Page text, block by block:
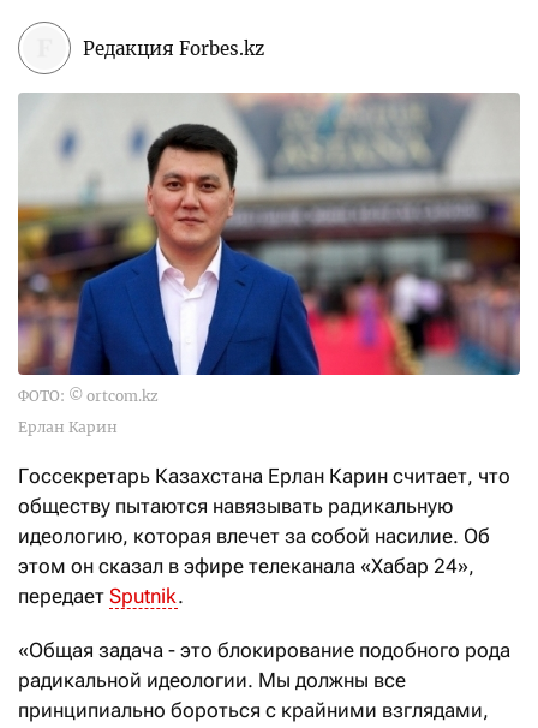
Редакция Forbes.kz
ФОТО: © ortcom.kz
Ерлан Карин
Госсекретарь Казахстана Ерлан Карин считает, что
обществу пытаются навязывать радикальную
идеологию, которая влечет за собой насилие. Об
этом он сказал в эфире телеканала «Хабар 24»,
передает Sputnik.
«Общая задача - это блокирование подобного рода
радикальной идеологии. Мы должны все
принципиально бороться с крайними взглядами,